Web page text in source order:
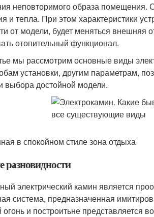
неповторимого образа
и тепла. При этом характеристики
от модели, будет меняться внешняя
отопительный функционал.
мы рассмотрим основные виды
установки, другим параметрам,
выбора достойной модели.
в спокойном стиле зона отдыха
разновидности
электрический камин является
система, предназначенная
и построитьне представляется